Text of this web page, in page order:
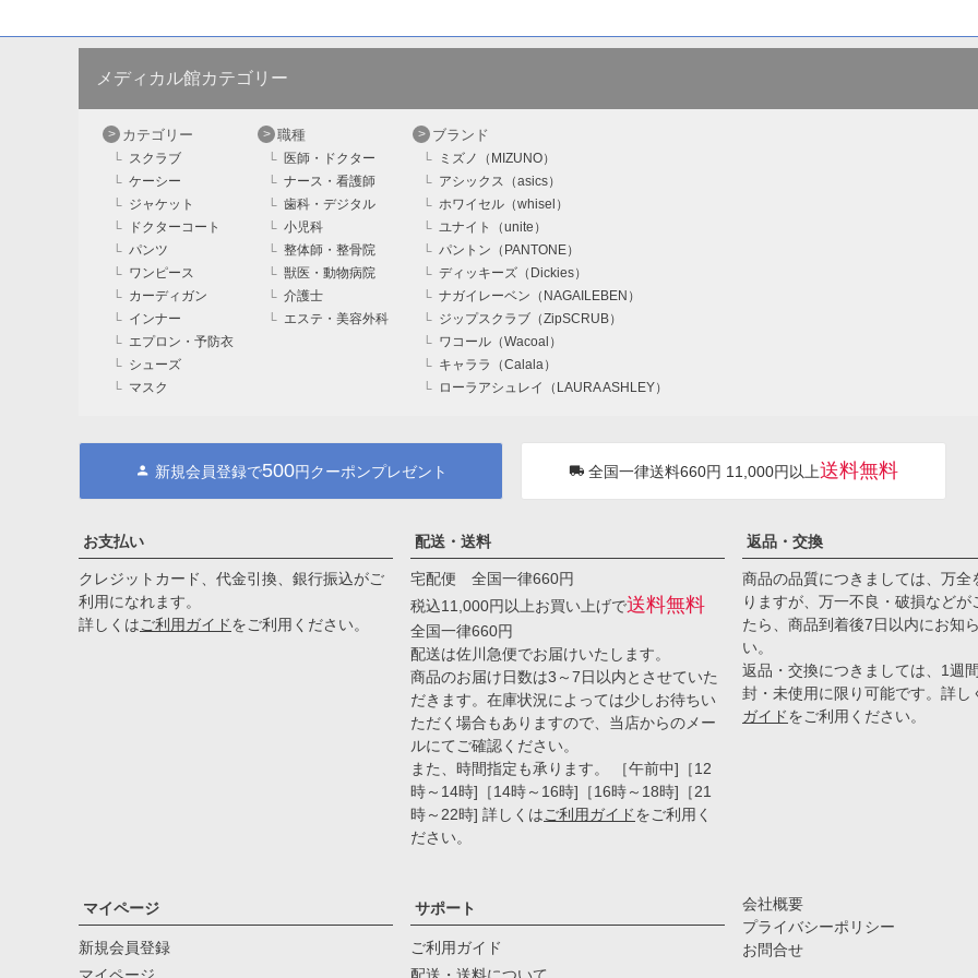
メディカル館カテゴリー
カテゴリー
スクラブ
ケーシー
ジャケット
ドクターコート
パンツ
ワンピース
カーディガン
インナー
エプロン・予防衣
シューズ
マスク
職種
医師・ドクター
ナース・看護師
歯科・デジタル
小児科
整体師・整骨院
獣医・動物病院
介護士
エステ・美容外科
ブランド
ミズノ（MIZUNO）
アシックス（asics）
ホワイセル（whisel）
ユナイト（unite）
パントン（PANTONE）
ディッキーズ（Dickies）
ナガイレーベン（NAGAILEBEN）
ジップスクラブ（ZipSCRUB）
ワコール（Wacoal）
キャララ（Calala）
ローラアシュレイ（LAURA ASHLEY）
新規会員登録で500円クーポンプレゼント 全国一律送料660円 11,000円以上送料無料
お支払い
クレジットカード、代金引換、銀行振込がご
利用になれます。
詳しくはご利用ガイドをご利用ください。
配送・送料
宅配便 全国一律660円
税込11,000円以上お買い上げで送料無料
全国一律660円
配送は佐川急便でお届けいたします。
商品のお届け日数は3～7日以内とさせていた
だきます。在庫状況によっては少しお待ちい
ただく場合もありますので、当店からのメー
ルにてご確認ください。
また、時間指定も承ります。 ［午前中]［12
時～14時]［14時～16時]［16時～18時]［21
時～22時] 詳しくはご利用ガイドをご利用く
ださい。
返品・交換
商品の品質につきましては、万全
りますが、万一不良・破損などが
たら、商品到着後7日以内にお知
い。
返品・交換につきましては、1週
封・未使用に限り可能です。詳し
ガイドをご利用ください。
マイページ
新規会員登録
マイページ
サポート
ご利用ガイド
配送・送料について
会社概要
プライバシーポリシー
お問合せ